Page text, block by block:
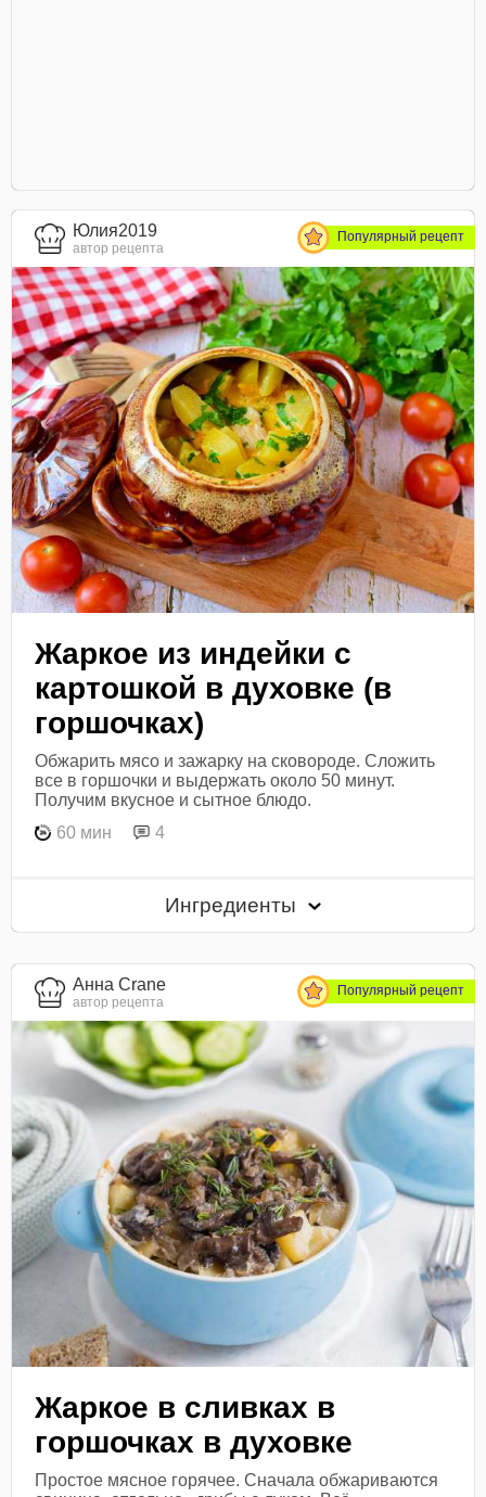
Юлия2019
автор рецепта
Популярный рецепт
Жаркое из индейки с
картошкой в духовке (в
горшочках)
Обжарить мясо и зажарку на сковороде. Сложить
все в горшочки и выдержать около 50 минут.
Получим вкусное и сытное блюдо.
60 мин
4
Ингредиенты
Анна Crane
автор рецепта
Популярный рецепт
Жаркое в сливках в
горшочках в духовке
Простое мясное горячее. Сначала обжариваются